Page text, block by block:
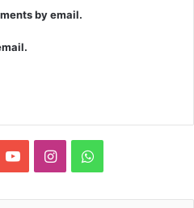
by email.
YouTubeInstagramWhatsApp